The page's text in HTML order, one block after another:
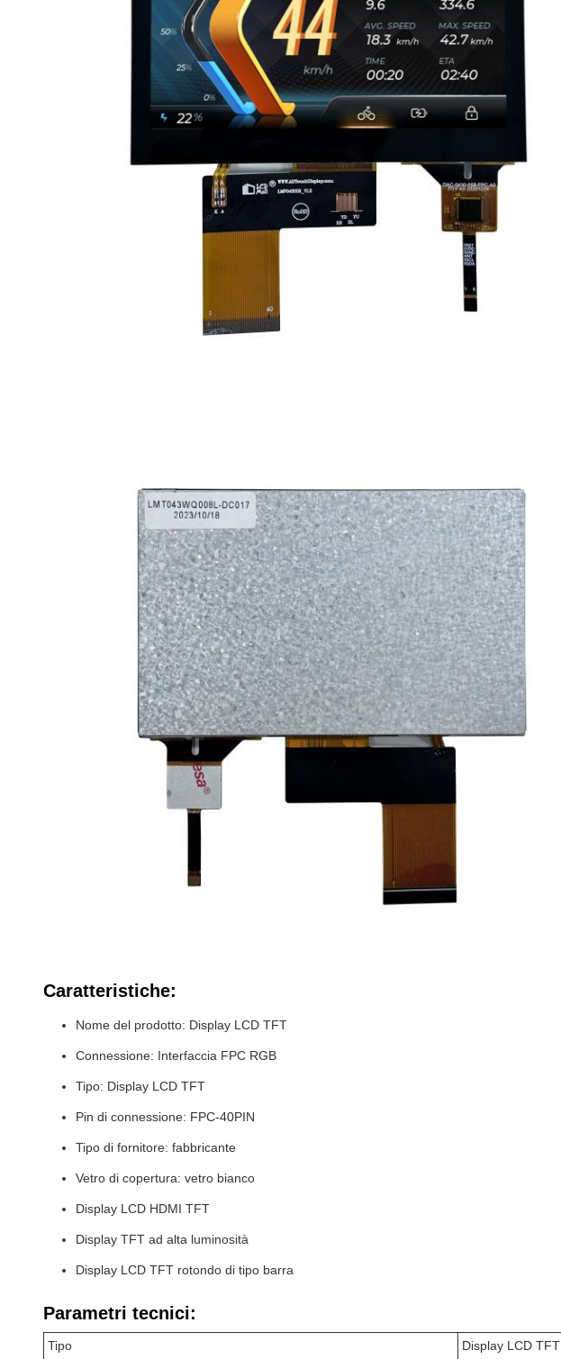
Caratteristiche:
Nome del prodotto: Display LCD TFT
Connessione: Interfaccia FPC RGB
Tipo: Display LCD TFT
Pin di connessione: FPC-40PIN
Tipo di fornitore: fabbricante
Vetro di copertura: vetro bianco
Display LCD HDMI TFT
Display TFT ad alta luminosità
Display LCD TFT rotondo di tipo barra
Parametri tecnici:
Tipo Display LCD TFT